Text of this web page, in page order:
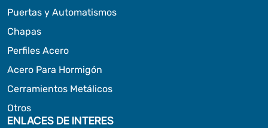
Puertas y Automatismos
Chapas
Perfiles Acero
Acero Para Hormigón
Cerramientos Metálicos
Otros
ENLACES DE INTERES